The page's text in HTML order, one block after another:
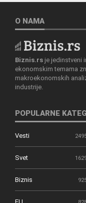
O NAMA
Biznis.rs je jedinstveni
ekonomskim temama
makroekonomskih
industrije.
POPULARNE
Vesti
Svet
Biznis